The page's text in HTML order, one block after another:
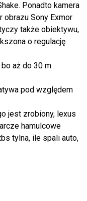
Ponadto kamera
obrazu Sony Exmor
także obiektywu,
o regulację
aż do 30 m
pod względem
jest zrobiony, lexus
hamulcowe
tylna, ile spali auto,